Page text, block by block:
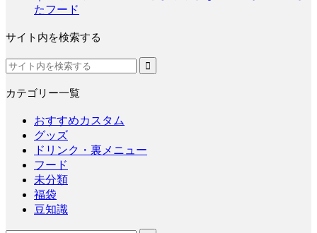
たフード
サイト内を検索する
カテゴリー一覧
おすすめカスタム
グッズ
ドリンク・裏メニュー
フード
未分類
福袋
豆知識